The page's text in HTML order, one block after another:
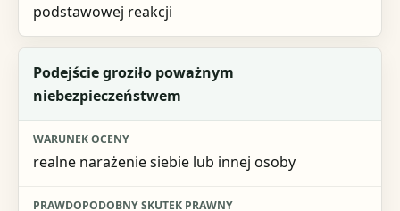
podstawowej reakcji
Podejście groziło poważnym
niebezpieczeństwem
realne narażenie siebie lub innej osoby